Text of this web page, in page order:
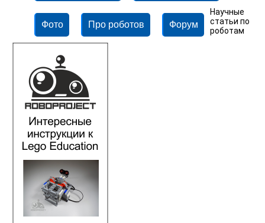
Фото Про роботов Форум
Научные
статьи по
роботам